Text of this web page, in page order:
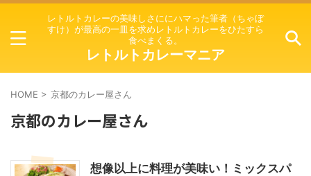
レトルトカレーの美味しさににハマった筆者（ちゃぼ
すけ）が最高の一皿を求めレトルトカレーをひたすら
食べまくる。
レトルトカレーマニア
HOME > 京都のカレー屋さん
京都のカレー屋さん
想像以上に料理が美味い！ミックスパ